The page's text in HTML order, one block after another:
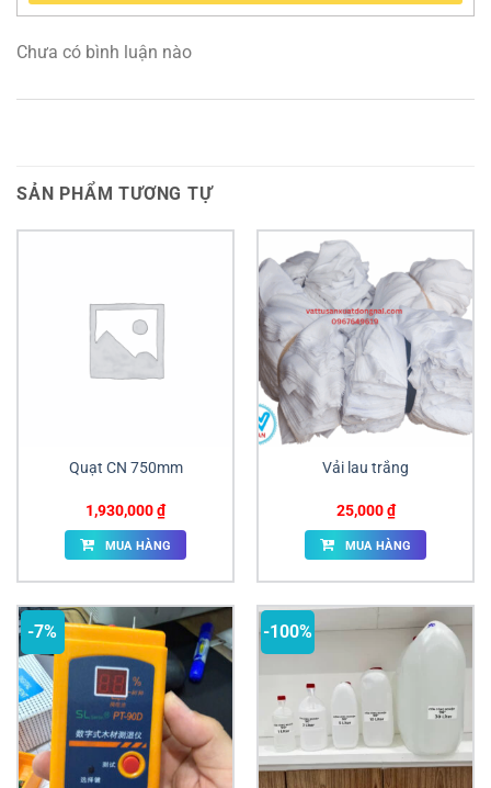
Chưa có bình luận nào
SẢN PHẨM TƯƠNG TỰ
Quạt CN 750mm
1,930,000₫
MUA HÀNG
Vải lau trắng
25,000₫
MUA HÀNG
-7% -100%